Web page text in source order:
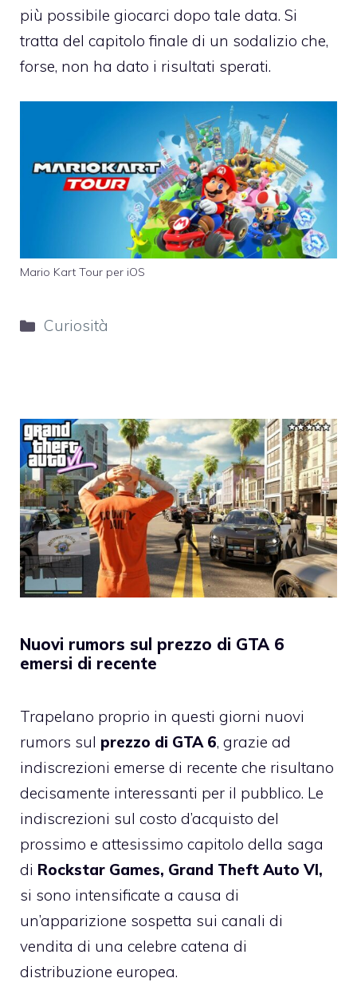
più possibile giocarci dopo tale data. Si
tratta del capitolo finale di un sodalizio che,
forse, non ha dato i risultati sperati.
Mario Kart Tour per iOS
Categorie
Curiosità
Nuovi rumors sul prezzo di GTA 6
emersi di recente
Trapelano proprio in questi giorni nuovi
rumors sul prezzo di GTA 6, grazie ad
indiscrezioni emerse di recente che risultano
decisamente interessanti per il pubblico. Le
indiscrezioni sul costo d’acquisto del
prossimo e attesissimo capitolo della saga
di Rockstar Games, Grand Theft Auto VI,
si sono intensificate a causa di
un’apparizione sospetta sui canali di
vendita di una celebre catena di
distribuzione europea.